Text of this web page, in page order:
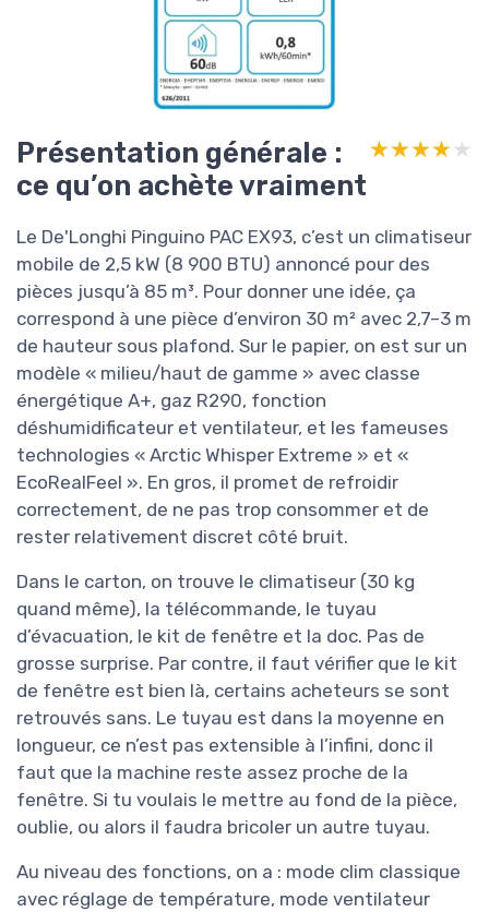
Présentation générale :
ce qu’on achète vraiment
★★★★★
★★★★★
Le De'Longhi Pinguino PAC EX93, c’est un climatiseur
mobile de 2,5 kW (8 900 BTU) annoncé pour des
pièces jusqu’à 85 m³. Pour donner une idée, ça
correspond à une pièce d’environ 30 m² avec 2,7–3 m
de hauteur sous plafond. Sur le papier, on est sur un
modèle « milieu/haut de gamme » avec classe
énergétique A+, gaz R290, fonction
déshumidificateur et ventilateur, et les fameuses
technologies « Arctic Whisper Extreme » et «
EcoRealFeel ». En gros, il promet de refroidir
correctement, de ne pas trop consommer et de
rester relativement discret côté bruit.
Dans le carton, on trouve le climatiseur (30 kg
quand même), la télécommande, le tuyau
d’évacuation, le kit de fenêtre et la doc. Pas de
grosse surprise. Par contre, il faut vérifier que le kit
de fenêtre est bien là, certains acheteurs se sont
retrouvés sans. Le tuyau est dans la moyenne en
longueur, ce n’est pas extensible à l’infini, donc il
faut que la machine reste assez proche de la
fenêtre. Si tu voulais le mettre au fond de la pièce,
oublie, ou alors il faudra bricoler un autre tuyau.
Au niveau des fonctions, on a : mode clim classique
avec réglage de température, mode ventilateur